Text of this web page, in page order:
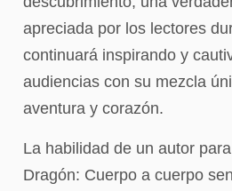
apreciada por los lectores
continuará inspirando y
audiencias con su mezcla
aventura y corazón.
La habilidad de un autor
Dragón: Cuerpo a cuerpo